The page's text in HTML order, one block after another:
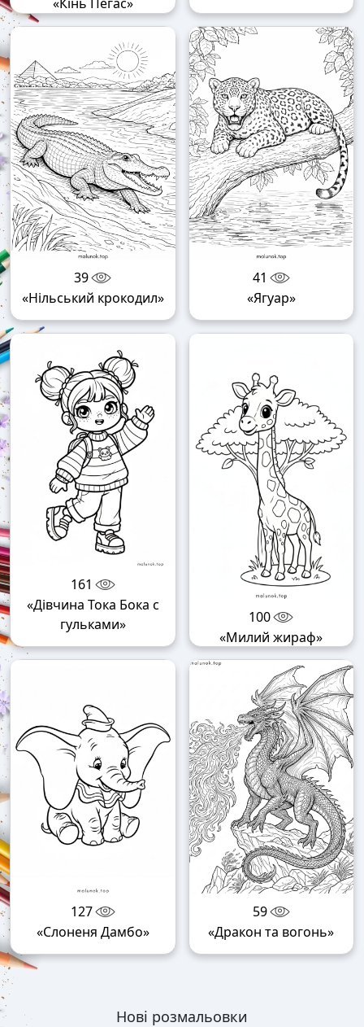
39
«Нільський крокодил»
41
«Ягуар»
161
«Дівчина Тока Бока с
гульками»
100
«Милий жираф»
127
«Слоненя Дамбо»
59
«Дракон та вогонь»
Нові розмальовки